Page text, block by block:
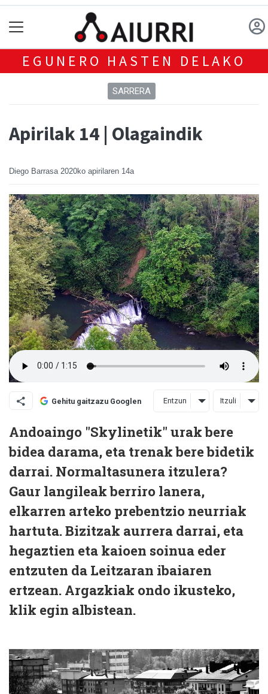
EGUNERO HASTEN DELAKO
SARRERA
Apirilak 14 | Olagaindik
Diego Barrasa 2020ko apirilaren 14a
Gehitu gaitzazu Googlen Entzun Itzuli
Andoaingo "Skylinetik" urak bere
bidea darama, eta trenak bere bidetik
darrai. Normaltasunera itzulera?
Gaur langileak berriro lanera,
elkarren arteko prebentzio neurriak
hartuta. Bizitzak aurrera darrai, eta
hegaztien eta kaioen soinua eder
entzuten da Leitzaran ibaiaren
ertzean. Argazkiak ondo ikusteko,
klik egin albistean.